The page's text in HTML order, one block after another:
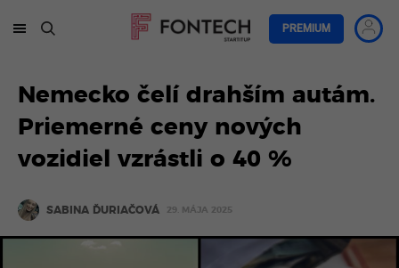
PREMIUM
Nemecko čelí drahším autám.
Priemerné ceny nových
vozidiel vzrástli o 40 %
SABINA ĎURIAČOVÁ 29. MÁJA 2025